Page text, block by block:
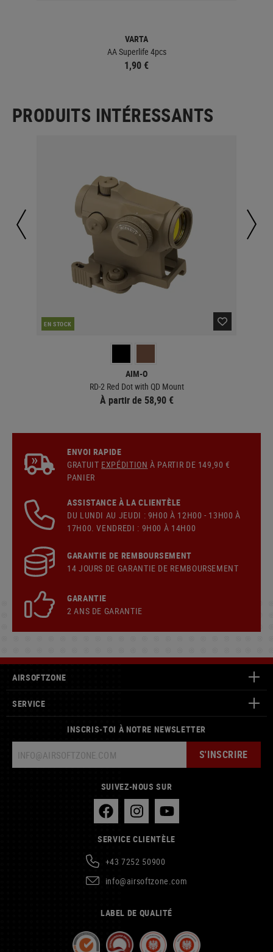
VARTA
AA Superlife 4pcs
1,90 €
PRODUITS INTÉRESSANTS
EN STOCK
AIM-O
RD-2 Red Dot with QD Mount
À partir de 58,90 €
ENVOI RAPIDE
GRATUIT EXPÉDITION À PARTIR DE 149,90 €
PANIER
ASSISTANCE À LA CLIENTÈLE
DU LUNDI AU JEUDI : 9H00 À 12H00 - 13H00 À
17H00. VENDREDI : 9H00 À 14H00
GARANTIE DE REMBOURSEMENT
14 JOURS DE GARANTIE DE REMBOURSEMENT
GARANTIE
2 ANS DE GARANTIE
AIRSOFTZONE
SERVICE
INSCRIS-TOI À NOTRE NEWSLETTER
S'INSCRIRE
SUIVEZ-NOUS SUR
SERVICE CLIENTÈLE
+43 7252 50900
info@airsoftzone.com
LABEL DE QUALITÉ